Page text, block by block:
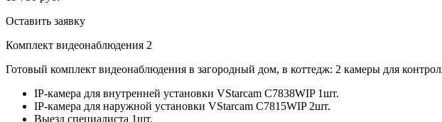
Оставить заявку
Комплект видеонаблюдения 2
Готовый комплект видеонаблюдения в загородный дом, в коттедж: 2 камеры для
IP-камера для внутренней установки VStarcam C7838WIP 1шт.
IP-камера для наружной установки VStarcam C7815WIP 2шт.
Выезд специалиста 1шт.